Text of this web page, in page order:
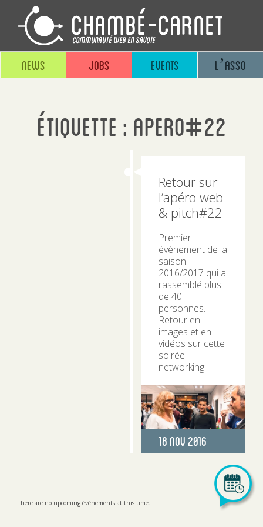
News Jobs Events L’asso
Étiquette : apero#22
Retour sur
l’apéro web
& pitch#22
Premier
événement de la
saison
2016/2017 qui a
rassemblé plus
de 40
personnes.
Retour en
images et en
vidéos sur cette
soirée
networking.
Publié
18 Nov 2016
There are no upcoming évènements at this time.